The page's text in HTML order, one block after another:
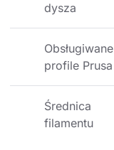
dysza
Obsługiwane
profile Prusa
Średnica
filamentu